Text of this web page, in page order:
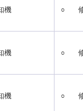
機 ○
機 ○
機 ○